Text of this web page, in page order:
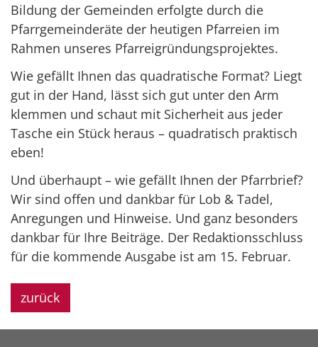
Bildung der Gemeinden erfolgte durch die
Pfarrgemeinderäte der heutigen Pfarreien im
Rahmen unseres Pfarreigründungsprojektes.
Wie gefällt Ihnen das quadratische Format? Liegt
gut in der Hand, lässt sich gut unter den Arm
klemmen und schaut mit Sicherheit aus jeder
Tasche ein Stück heraus – quadratisch praktisch
eben!
Und überhaupt – wie gefällt Ihnen der Pfarrbrief?
Wir sind offen und dankbar für Lob & Tadel,
Anregungen und Hinweise. Und ganz besonders
dankbar für Ihre Beiträge. Der Redaktionsschluss
für die kommende Ausgabe ist am 15. Februar.
zurück